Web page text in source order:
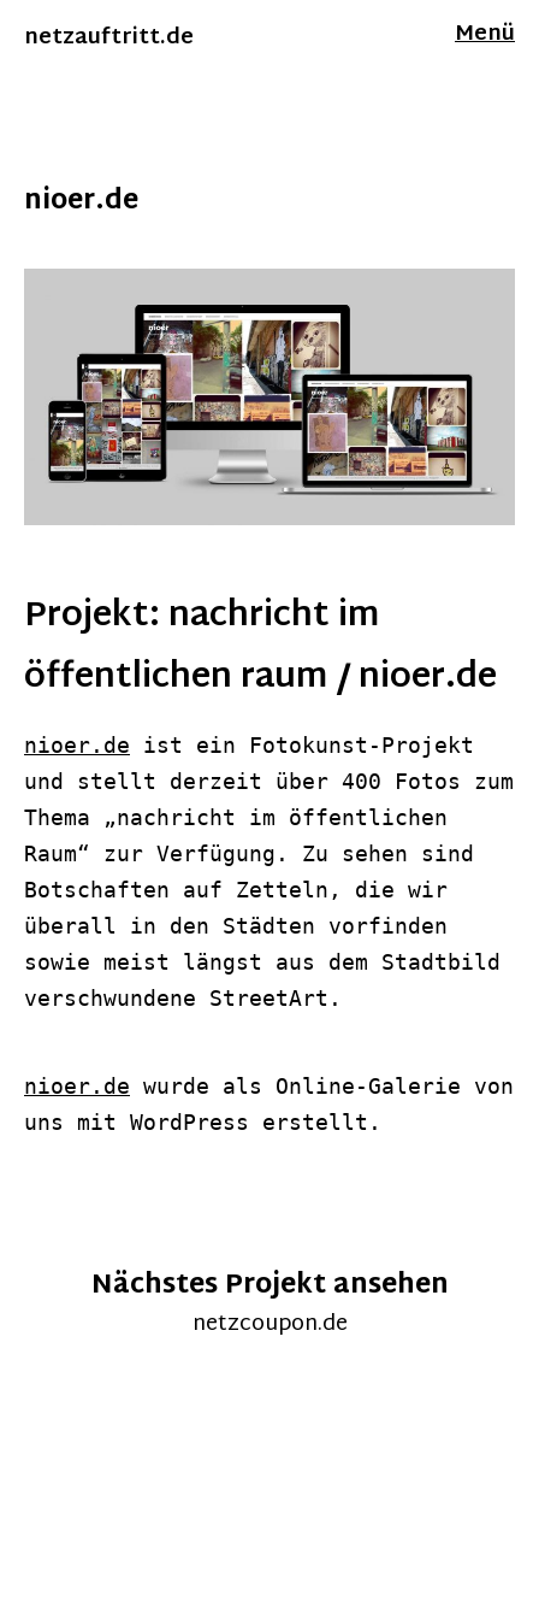
netzauftritt.de Menü
nioer.de
Projekt: nachricht im
öffentlichen raum / nioer.de
nioer.de ist ein Fotokunst-Projekt
und stellt derzeit über 400 Fotos zum
Thema „nachricht im öffentlichen
Raum“ zur Verfügung. Zu sehen sind
Botschaften auf Zetteln, die wir
überall in den Städten vorfinden
sowie meist längst aus dem Stadtbild
verschwundene StreetArt.
nioer.de wurde als Online-Galerie von
uns mit WordPress erstellt.
Nächstes Projekt ansehen
netzcoupon.de